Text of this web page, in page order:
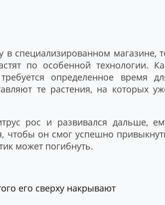
специализированном магазине,
по особенной технологии.
определенное время
те растения, на которых
рос и развивался дальше,
чтобы он смог успешно
может погибнуть.
его сверху накрывают